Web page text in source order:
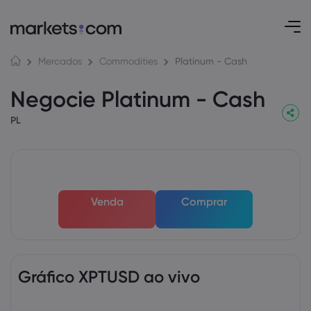
Mercados Commodities Platinum - Cash
Negocie Platinum - Cash
PL
Venda Comprar
Gráfico XPTUSD ao vivo